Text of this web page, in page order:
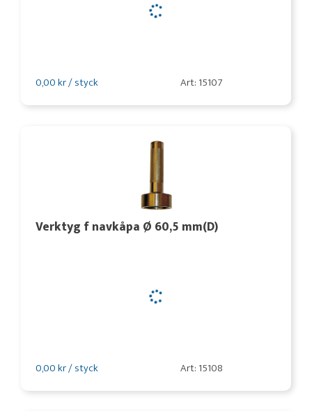
0,00 kr / styck Art: 15107
Verktyg f navkåpa Ø 60,5 mm(D)
0,00 kr / styck Art: 15108